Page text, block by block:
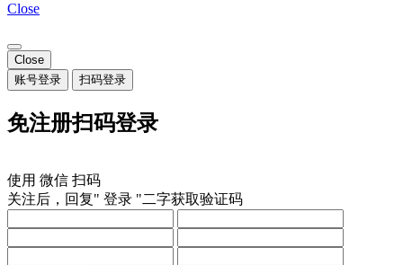
Close
Close
账号登录
扫码登录
免注册扫码登录
使用 微信 扫码
关注后，回复" 登录 "二字获取验证码